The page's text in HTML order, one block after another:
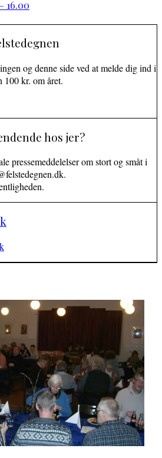
16.00
og denne side ved at melde dig ind i
100 kr. om året.
hos jer?
pressemeddelelser om stort og småt i